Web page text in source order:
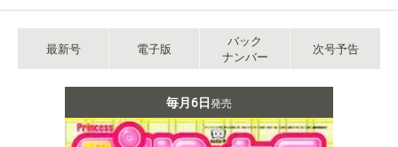
最新号 電子版
バック
ナンバー
次号予告
毎月6日発売